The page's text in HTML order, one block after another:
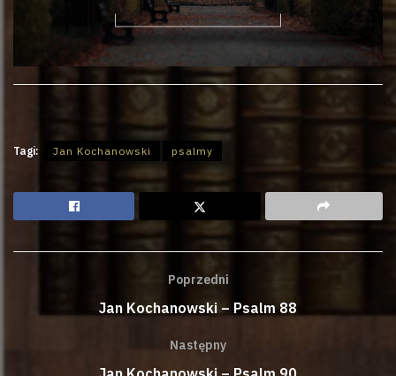
Tagi: Jan Kochanowski psalmy
Poprzedni
Jan Kochanowski – Psalm 88
Następny